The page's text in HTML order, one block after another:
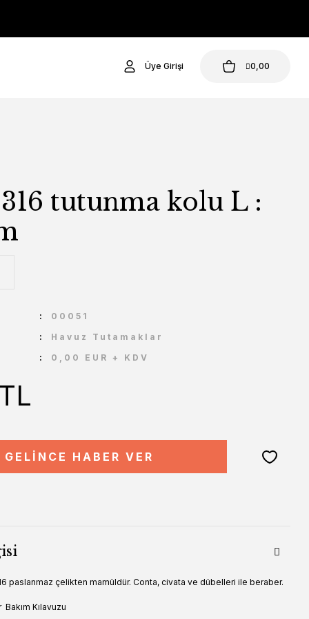
Üye Girişi 0,00
tutunma kolu L :
00051
Havuz Tutamaklar
0,00 EUR + KDV
GELİNCE HABER VER
paslanmaz çelikten mamüldür. Conta, civata ve dübelleri ile beraber.
Bakım Kılavuzu